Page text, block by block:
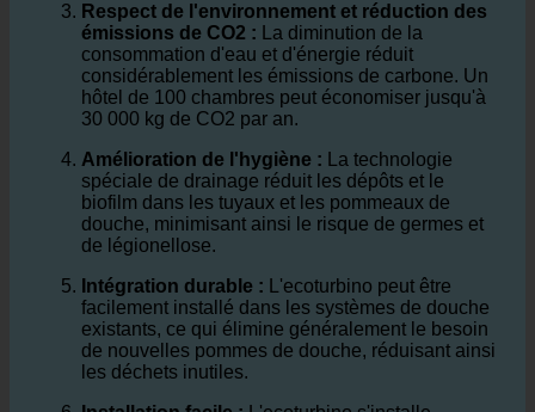
Respect de l'environnement et réduction des
émissions de CO2 : La diminution de la
consommation d'eau et d'énergie réduit
considérablement les émissions de carbone. Un
hôtel de 100 chambres peut économiser jusqu'à
30 000 kg de CO2 par an.
Amélioration de l'hygiène : La technologie
spéciale de drainage réduit les dépôts et le
biofilm dans les tuyaux et les pommeaux de
douche, minimisant ainsi le risque de germes et
de légionellose.
Intégration durable : L'ecoturbino peut être
facilement installé dans les systèmes de douche
existants, ce qui élimine généralement le besoin
de nouvelles pommes de douche, réduisant ainsi
les déchets inutiles.